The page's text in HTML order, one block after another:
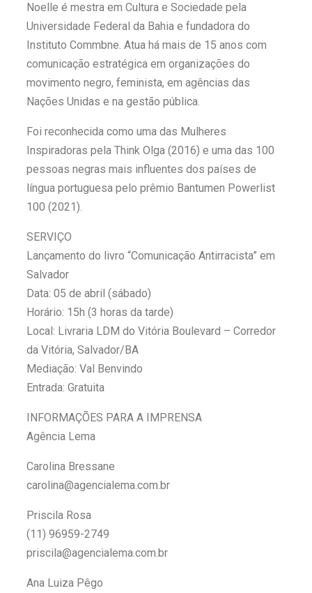
Noelle é mestra em Cultura e Sociedade pela
Universidade Federal da Bahia e fundadora do
Instituto Commbne. Atua há mais de 15 anos com
comunicação estratégica em organizações do
movimento negro, feminista, em agências das
Nações Unidas e na gestão pública.
Foi reconhecida como uma das Mulheres
Inspiradoras pela Think Olga (2016) e uma das 100
pessoas negras mais influentes dos países de
língua portuguesa pelo prêmio Bantumen Powerlist
100 (2021).
SERVIÇO
Lançamento do livro “Comunicação Antirracista” em
Salvador
Data: 05 de abril (sábado)
Horário: 15h (3 horas da tarde)
Local: Livraria LDM do Vitória Boulevard – Corredor
da Vitória, Salvador/BA
Mediação: Val Benvindo
Entrada: Gratuita
INFORMAÇÕES PARA A IMPRENSA
Agência Lema
Carolina Bressane
carolina@agencialema.com.br
Priscila Rosa
(11) 96959-2749
priscila@agencialema.com.br
Ana Luiza Pêgo